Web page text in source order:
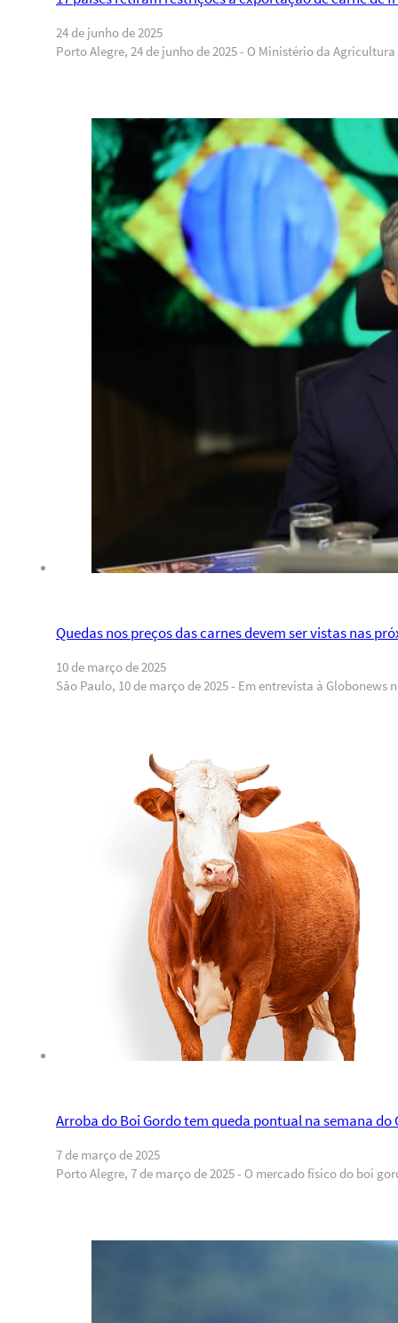
24 de junho de 2025
Porto Alegre, 24 de junho de 2025 - O Ministério da
Quedas nos preços das carnes devem ser vistas nas
10 de março de 2025
São Paulo, 10 de março de 2025 - Em entrevista à
Arroba do Boi Gordo tem queda pontual na semana do
7 de março de 2025
Porto Alegre, 7 de março de 2025 - O mercado físico do boi